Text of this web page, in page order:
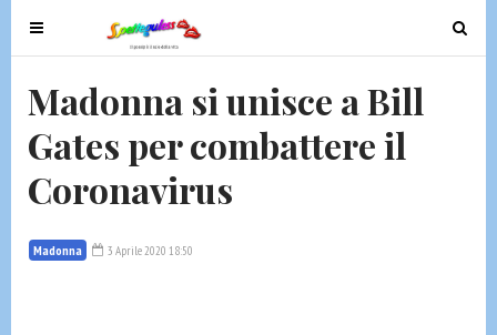
T
o
g
e
n
v
i
T
o
Madonna si unisce a Bill
Gates per combattere il
Coronavirus
Madonna 3 Aprile 2020 18:50